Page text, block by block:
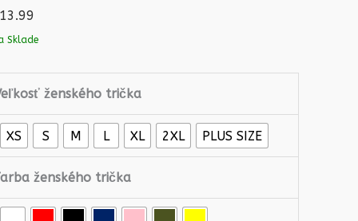
13.99
Sklade
ženského trička
XS S M L XL 2XL PLUS SIZE
ženského trička
007